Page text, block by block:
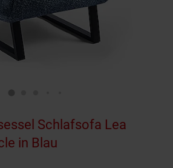
Schlafsofa Lea
in Blau